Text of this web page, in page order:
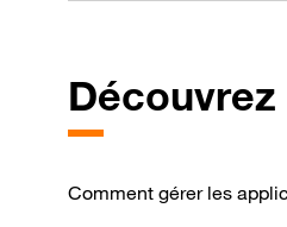
Comment gérer les